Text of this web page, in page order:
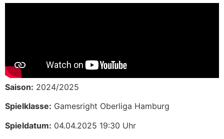
Saison: 2024/2025
Spielklasse: Gamesright Oberliga Hamburg
Spieldatum: 04.04.2025 19:30 Uhr